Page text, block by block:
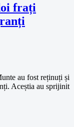
frați
au fost reținuți și
Aceștia au sprijinit